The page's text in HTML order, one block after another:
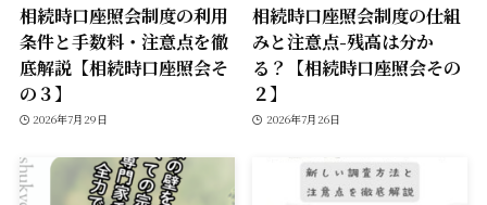
相続時口座照会制度の利用
条件と手数料・注意点を徹
底解説【相続時口座照会そ
の３】
2026年7月29日
相続時口座照会制度の仕組
みと注意点-残高は分か
る？【相続時口座照会その
２】
2026年7月26日